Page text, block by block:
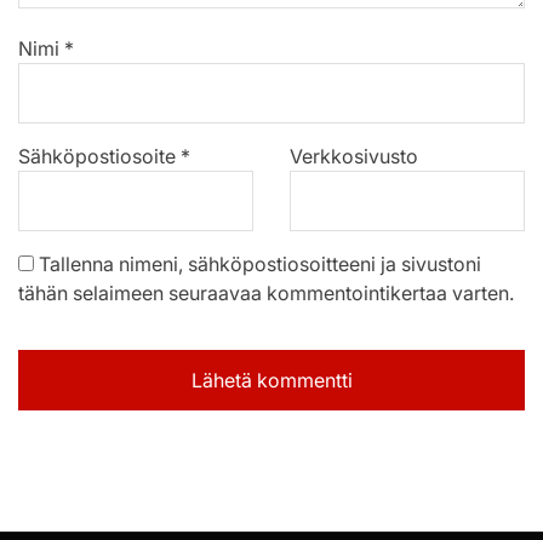
Nimi *
Sähköpostiosoite * Verkkosivusto
Tallenna nimeni, sähköpostiosoitteeni ja sivustoni
tähän selaimeen seuraavaa kommentointikertaa varten.